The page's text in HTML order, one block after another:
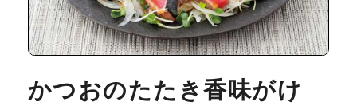
かつおのたたき香味がけ